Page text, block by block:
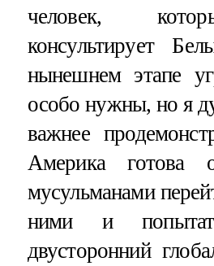
человек,
консультирует
нынешнем этапе
особо нужны, но я
важнее
Америка
мусульманами
ними и
двусторонний